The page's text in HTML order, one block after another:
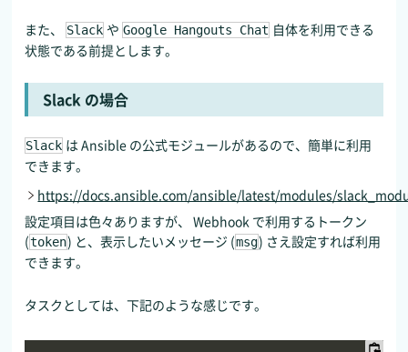
また、 Slack や Google Hangouts Chat 自体を利用できる
状態である前提とします。
Slack の場合
Slack は Ansible の公式モジュールがあるので、簡単に利用
できます。
https://docs.ansible.com/ansible/latest/modules/
設定項目は色々ありますが、 Webhook で利用するトークン
(token) と、表示したいメッセージ (msg) さえ設定すれば利用
できます。
タスクとしては、下記のような感じです。